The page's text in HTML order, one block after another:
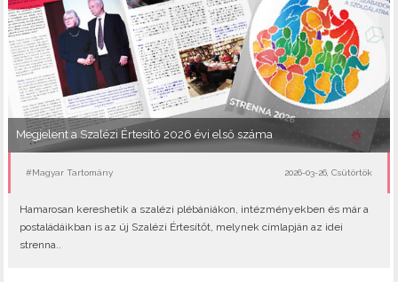
Megjelent a Szalézi Értesítő 2026 évi első száma
#Magyar Tartomány 2026-03-26, Csütörtök
Hamarosan kereshetik a szalézi plébániákon, intézményekben és már a
postaládáikban is az új Szalézi Értesítőt, melynek címlapján az idei
strenna..